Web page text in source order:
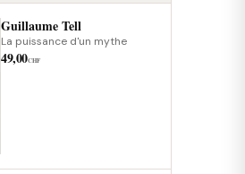
Guillaume Tell
La puissance d'un mythe
49,00CHF